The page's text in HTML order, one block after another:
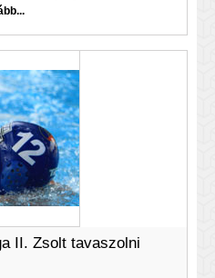
II. Zsolt tavaszolni